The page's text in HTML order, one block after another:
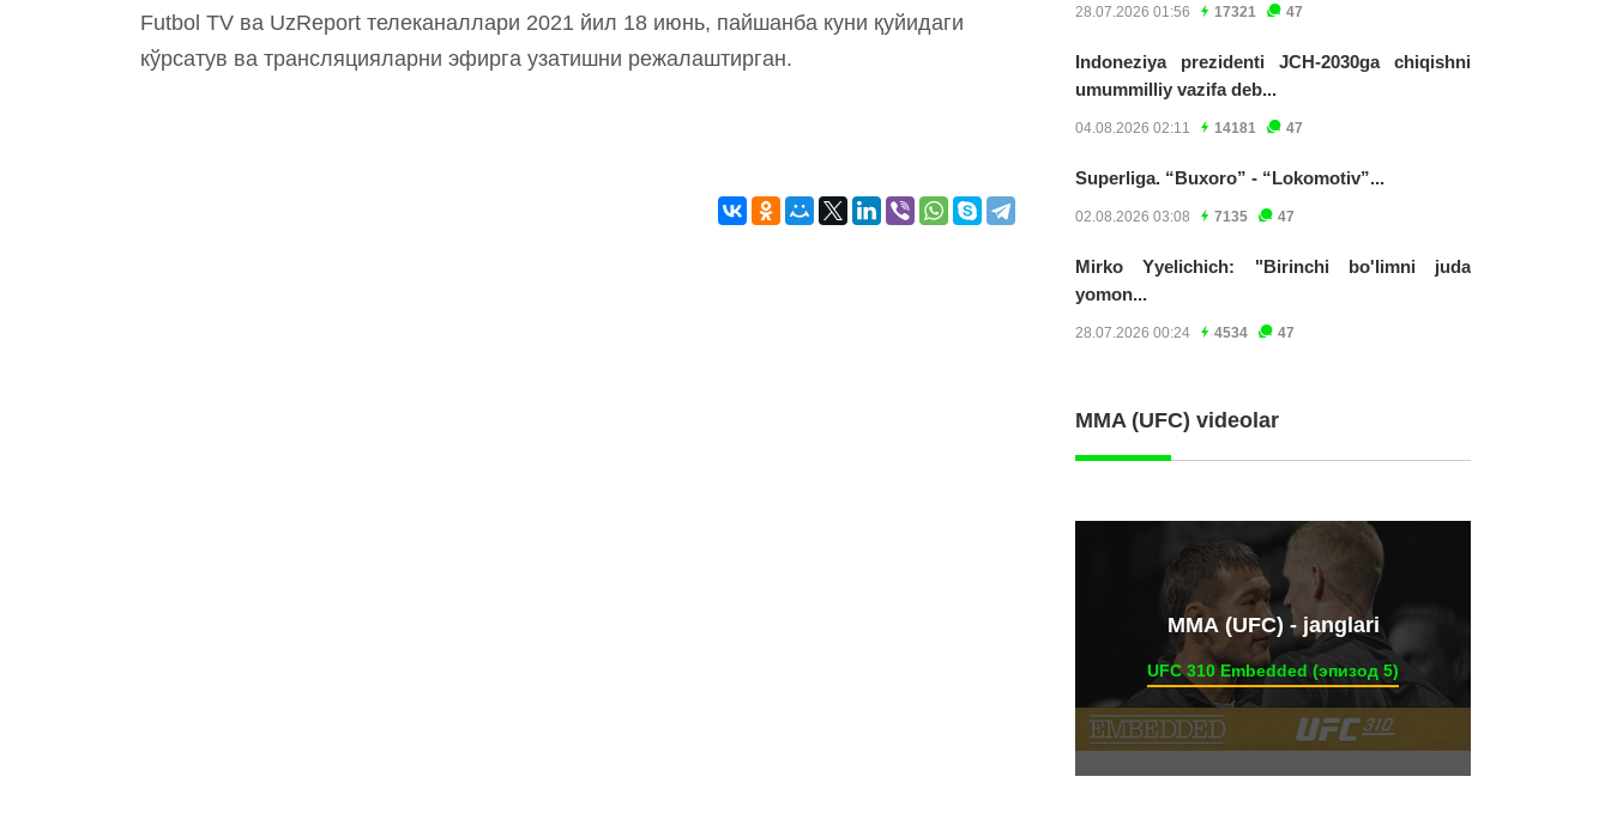
Futbol TV ва UzReport телеканаллари 2021 йил 18 июнь, пайшанба куни қуйидаги
кўрсатув ва трансляцияларни эфирга узатишни режалаштирган.
28.07.2026 01:56 17321 47
Indoneziya prezidenti JCH-2030ga chiqishni
umummilliy vazifa deb...
04.08.2026 02:11 14181 47
Superliga. “Buxoro” - “Lokomotiv”...
02.08.2026 03:08 7135 47
Mirko Yyelichich: "Birinchi bo'limni juda
yomon...
28.07.2026 00:24 4534 47
MMA (UFC) videolar
ММА (UFC) - janglari
UFC 310 Embedded (эпизод 5)